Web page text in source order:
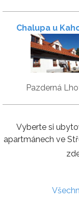
Chalupa u
Pazderná
Vyberte si
apartmánech ve